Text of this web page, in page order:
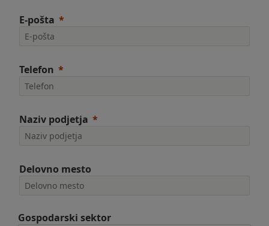
E-pošta
Telefon
Naziv podjetja
Delovno mesto
Gospodarski sektor